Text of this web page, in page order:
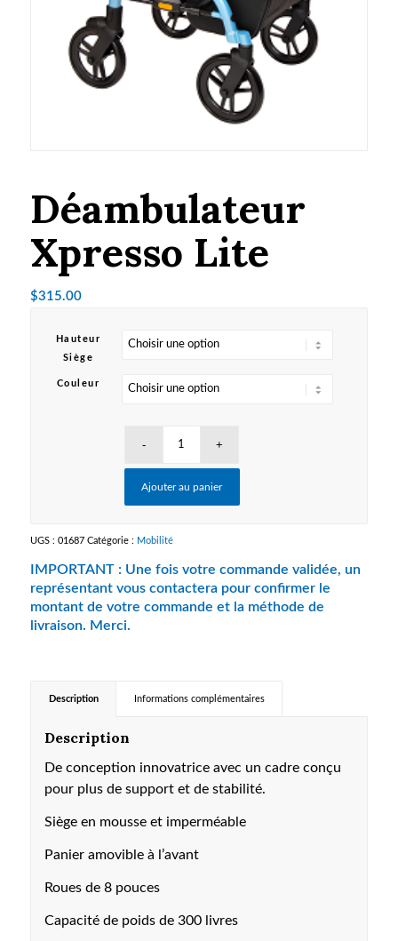
Déambulateur
Xpresso Lite
$315.00
Hauteur
Siège
Couleur
Ajouter au panier
UGS : 01687 Catégorie : Mobilité
Description Informations complémentaires
Description
De conception innovatrice avec un cadre conçu
pour plus de support et de stabilité.
Siège en mousse et imperméable
Panier amovible à l’avant
Roues de 8 pouces
Capacité de poids de 300 livres